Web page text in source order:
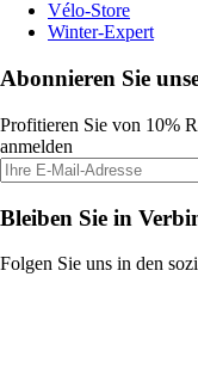
Vélo-Store
Winter-Expert
Abonnieren Sie
Profitieren Sie von 10%
anmelden
Bleiben Sie in
Folgen Sie uns in den